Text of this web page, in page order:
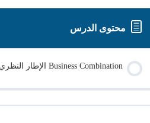
محتوى الدرس
Business Combination الإطار النظري